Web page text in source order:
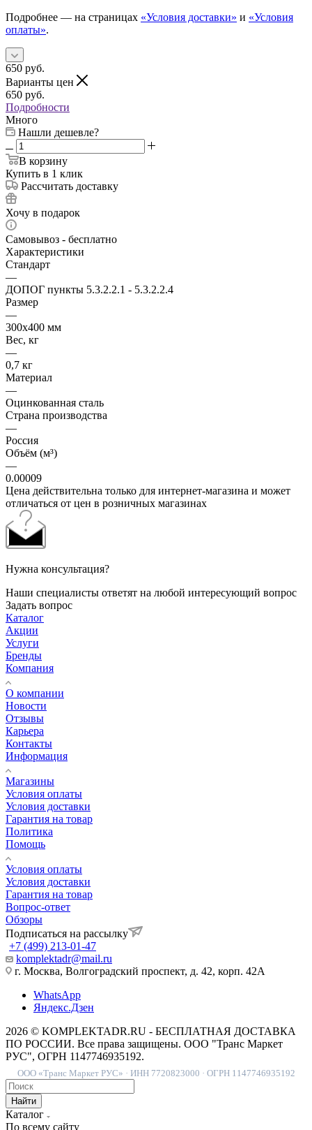
Подробнее — на страницах «Условия доставки» и «Условия
оплаты».
650 руб.
Варианты цен
650 руб.
Подробности
Много
Нашли дешевле?
В корзину
Купить в 1 клик
Рассчитать доставку
Хочу в подарок
Самовывоз - бесплатно
Характеристики
Стандарт
—
ДОПОГ пункты 5.3.2.2.1 - 5.3.2.2.4
Размер
—
300х400 мм
Вес, кг
—
0,7 кг
Материал
—
Оцинкованная сталь
Страна производства
—
Россия
Объём (м³)
—
0.00009
Цена действительна только для интернет-магазина и может
отличаться от цен в розничных магазинах
Нужна консультация?
Наши специалисты ответят на любой интересующий вопрос
Задать вопрос
Каталог
Акции
Услуги
Бренды
Компания
О компании
Новости
Отзывы
Карьера
Контакты
Информация
Магазины
Условия оплаты
Условия доставки
Гарантия на товар
Политика
Помощь
Условия оплаты
Условия доставки
Гарантия на товар
Вопрос-ответ
Обзоры
Подписаться на рассылку
+7 (499) 213-01-47
komplektadr@mail.ru
г. Москва, Волгоградский проспект, д. 42, корп. 42А
WhatsApp
Яндекс.Дзен
2026 © KOMPLEKTADR.RU - БЕСПЛАТНАЯ ДОСТАВКА
ПО РОССИИ. Все права защищены. ООО "Транс Маркет
РУС", ОГРН 1147746935192.
ООО «Транс Маркет РУС» · ИНН 7720823000 · ОГРН 1147746935192
Найти
Каталог
По всему сайту